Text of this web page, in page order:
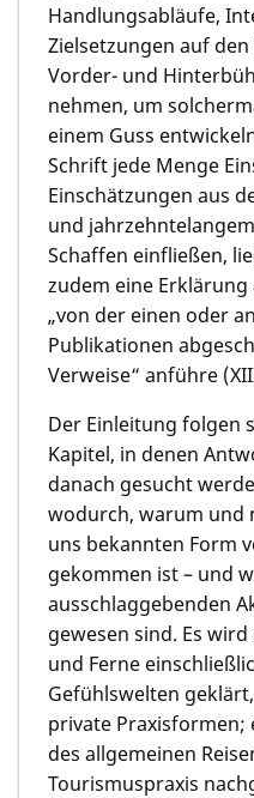
Handlungsabläufe,
Zielsetzungen auf
Vorder- und
nehmen, um
einem Guss
Schrift jede Menge
Einschätzungen aus
und
Schaffen einfließen,
zudem eine
„von der einen oder
Publikationen
Verweise“ anführe
Der Einleitung folgen
Kapitel, in denen
danach gesucht
wodurch, warum und
uns bekannten Form
gekommen ist – und
ausschlaggebenden
gewesen sind. Es
und Ferne
Gefühlswelten
private Praxisformen;
des allgemeinen
Tourismuspraxis